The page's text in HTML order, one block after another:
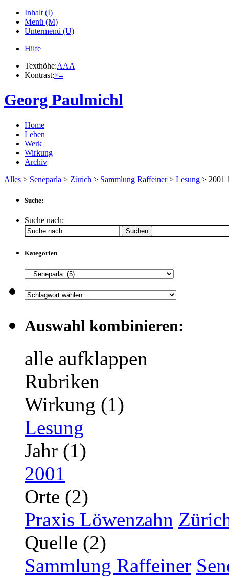
Inhalt (I)
Menü (M)
Untermenü (U)
Hilfe
Texthöhe:AAA
Kontrast:×≡
Georg Paulmichl
Home
Leben
Werk
Wirkung
Archiv
Alles > Seneparla > Zürich > Sammlung Raffeiner> Lesung > 2001
Suche:
Suche nach:
Suchen
Kategorien
Auswahl kombinieren:
alle aufklappen
Rubriken
Wirkung (1)
Lesung
Jahr (1)
2001
Orte (2)
Praxis Löwenzahn
Quelle (2)
Sammlung Raffeiner